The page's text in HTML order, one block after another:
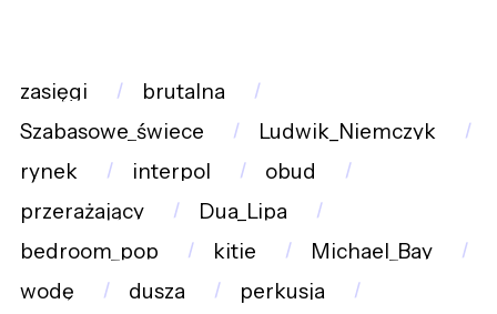
zasięgi
brutalna
Szabasowe_świece
Ludwik_Niemczyk
rynek
interpol
obud
przerażający
Dua_Lipa
bedroom_pop
kitie
Michael_Bay
wodę
dusza
perkusja